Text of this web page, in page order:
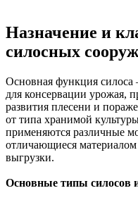
Назначение и
силосных
Основная функция
для консервации урожая,
развития плесени и
от типа хранимой
применяются различные
отличающиеся
выгрузки.
Основные типы силосов